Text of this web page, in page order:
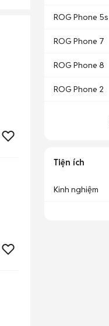
ROG Phone 5s
ROG Phone 7
ROG Phone 8
ROG Phone 2
Tiện ích
Kinh nghiệm